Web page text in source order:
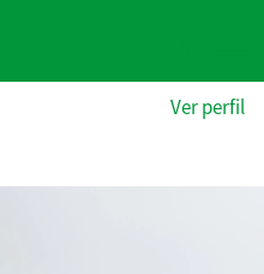
Ver perfil